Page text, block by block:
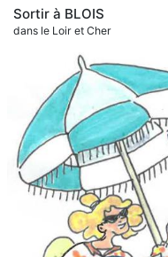
Sortir à BLOIS
dans le Loir et Cher